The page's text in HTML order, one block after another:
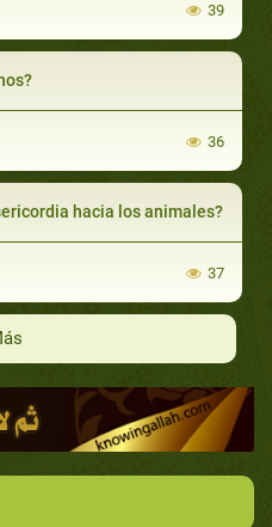
39
36
hacia los animales?
37